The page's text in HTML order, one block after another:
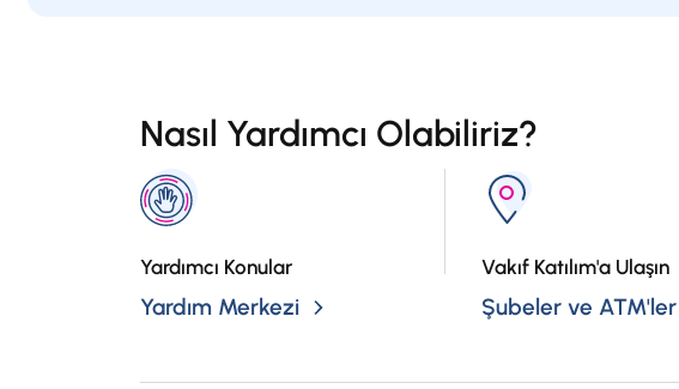
a)
Nasıl Yardımcı Olabiliriz?
Yardımcı Konular
Yardım Merkezi
Vakıf Katılım'a Ulaşın
Şubeler ve ATM'ler